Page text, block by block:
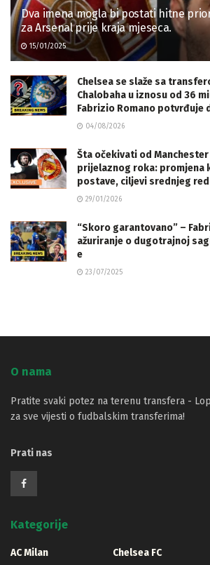
Dva imena mogla bi postati hitne
za Arsenal prije kraja mjeseca.
15/01/2025
Chelsea se slaže sa
Chalobaha u iznosu od 36
Fabrizio Romano potvrđuje
04/08/2026
Šta očekivati od
prijelaznog roka: promjena
postave, ciljevi srednjeg
29/01/2026
“Skoro garantovano” –
ažuriranje o dugotrajnoj
e
23/07/2025
O nama
Pratite svaki potez na terenu transfera -
za sve vijesti o fudbalskim transferima!
Prati nas
Kategorije
AC Milan
Chelsea FC